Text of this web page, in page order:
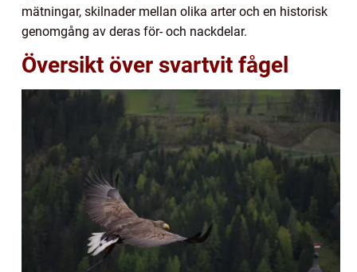
mätningar, skilnader mellan olika arter och en historisk
genomgång av deras för- och nackdelar.
Översikt över svartvit fågel